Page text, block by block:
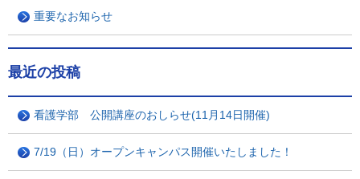
重要なお知らせ
最近の投稿
看護学部 公開講座のおしらせ(11月14日開催)
7/19（日）オープンキャンパス開催いたしました！